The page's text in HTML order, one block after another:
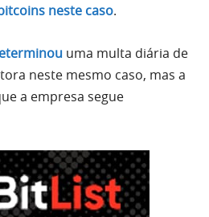
neste caso.
uma multa diária de
neste mesmo caso, mas a
a empresa segue